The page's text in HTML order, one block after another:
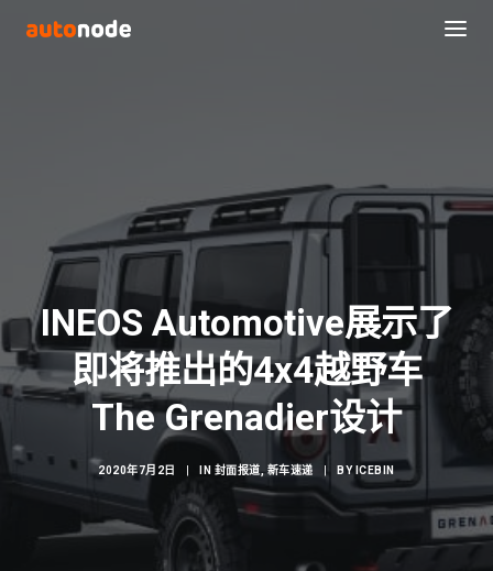
Search
INEOS Automotive展示了
即将推出的4x4越野车
The Grenadier设计
2020年7月2日 IN 封面报道,新车速递 BY ICEBIN